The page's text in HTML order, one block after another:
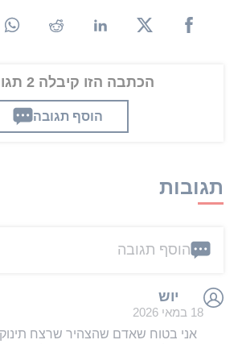
הכתבה הזו קיבלה 2 תגובות
הוסף תגובה
תגובות
הוסף תגובה
יוש
18 במאי 2026
אני בטוח שאדם שהצהיר שרצח